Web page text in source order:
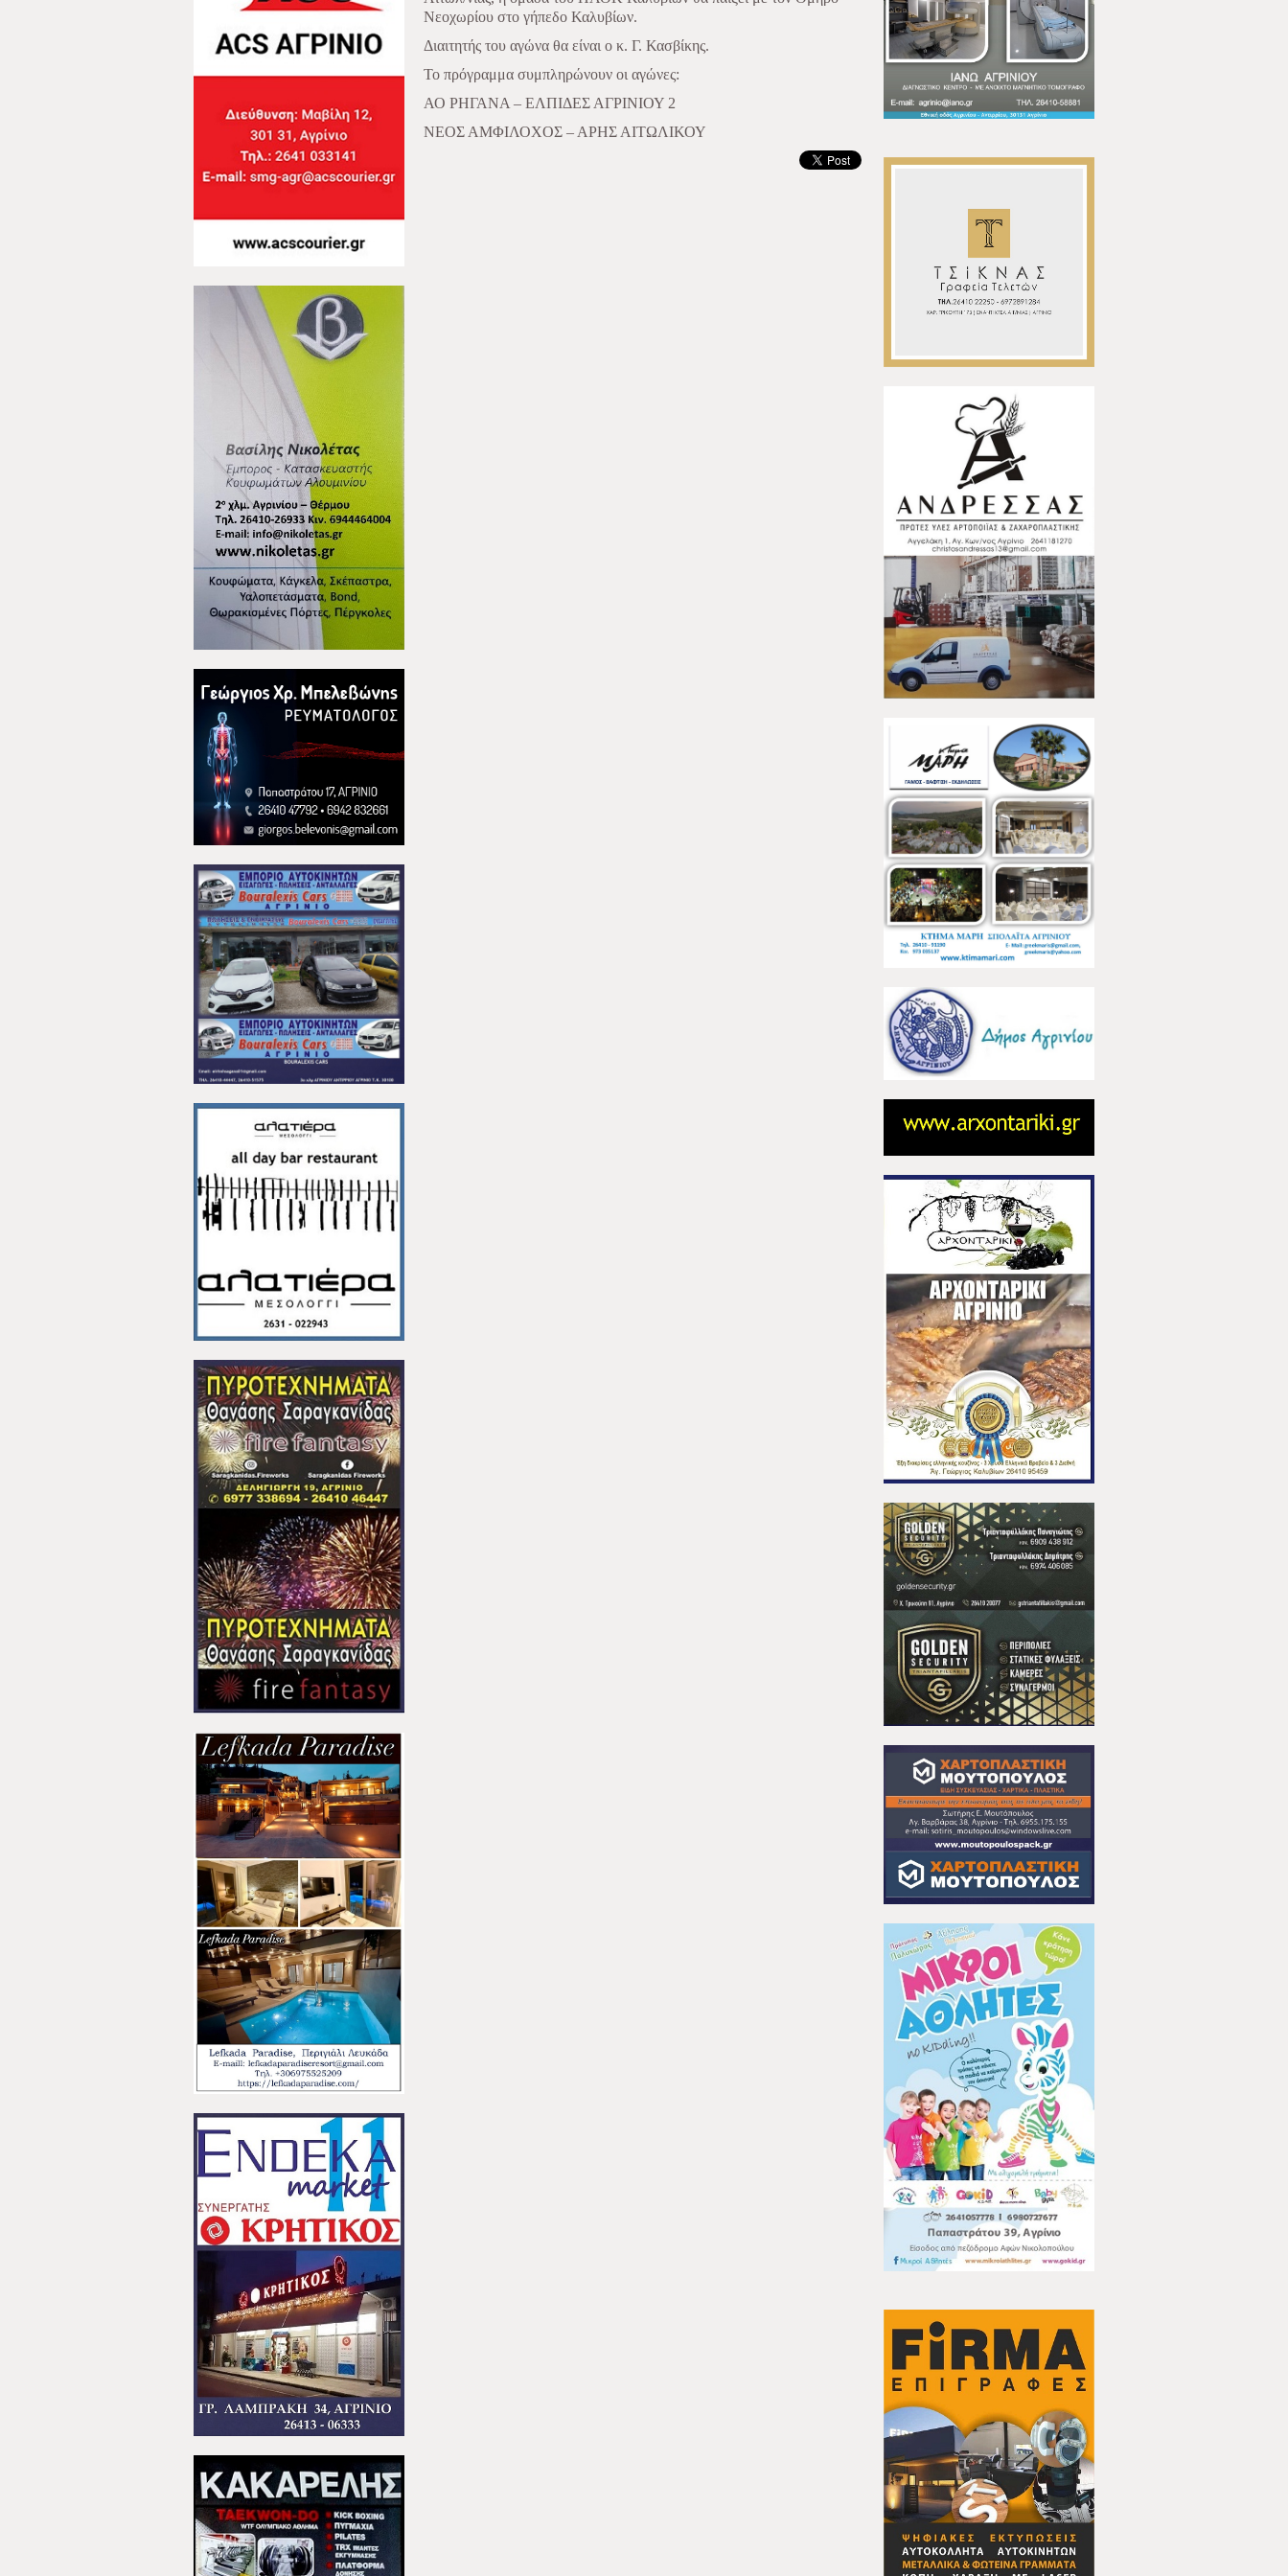
Νεοχωρίου στο γήπεδο Καλυβίων.
Διαιτητής του αγώνα θα είναι ο κ. Γ. Κασβίκης.
Το πρόγραμμα συμπληρώνουν οι αγώνες:
ΑΟ ΡΗΓΑΝΑ – ΕΛΠΙΔΕΣ ΑΓΡΙΝΙΟΥ 2
ΝΕΟΣ ΑΜΦΙΛΟΧΟΣ – ΑΡΗΣ ΑΙΤΩΛΙΚΟΥ